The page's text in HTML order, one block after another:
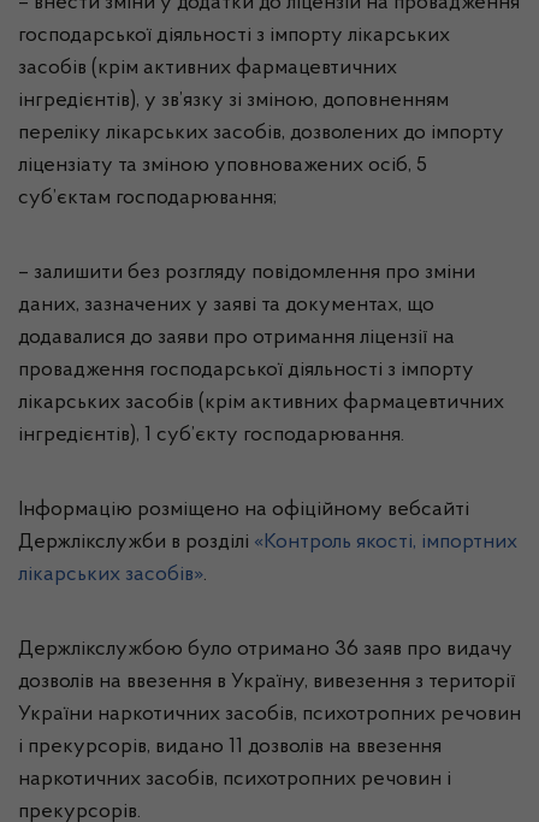
господарської діяльності з імпорту лікарських
засобів (крім активних фармацевтичних
інгредієнтів), у зв’язку зі зміною, доповненням
переліку лікарських засобів, дозволених до імпорту
ліцензіату та зміною уповноважених осіб, 5
суб’єктам господарювання;
– залишити без розгляду повідомлення про зміни
даних, зазначених у заяві та документах, що
додавалися до заяви про отримання ліцензії на
провадження господарської діяльності з імпорту
лікарських засобів (крім активних фармацевтичних
інгредієнтів), 1 суб’єкту господарювання.
Інформацію розміщено на офіційному вебсайті
Держлікслужби в розділі «Контроль якості, імпортних
лікарських засобів».
Держлікслужбою було отримано 36 заяв про видачу
дозволів на ввезення в Україну, вивезення з території
України наркотичних засобів, психотропних речовин
і прекурсорів, видано 11 дозволів на ввезення
наркотичних засобів, психотропних речовин і
прекурсорів.